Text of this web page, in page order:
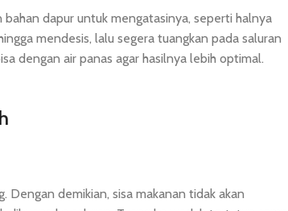
dapur untuk mengatasinya, seperti halnya
mendesis, lalu segera tuangkan pada saluran
dengan air panas agar hasilnya lebih optimal.
Dengan demikian, sisa makanan tidak akan